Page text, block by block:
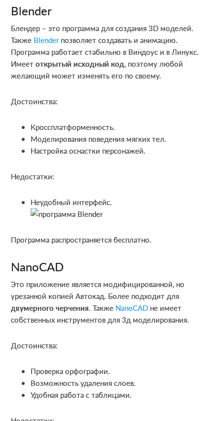
Blender
Блендер – это программа для создания 3D моделей.
Также Blenderпозволяет создавать и анимацию.
Программа работает стабильно в Виндоус и в Линукс.
Имеетоткрытый исходный код, поэтому любой
желающий может изменять его по своему.
Достоинства:
Кроссплатформенность.
Моделирования поведения мягких тел.
Настройка оснастки персонажей.
Недостатки:
Неудобный интерфейс.
Программа распространяется бесплатно.
NanoCAD
Это приложение является модифицированной, но
урезанной копией Автокад. Более подходит для
двумерного черчения. Также NanoCAD не имеет
собственных инструментов для 3д моделирования.
Достоинства:
Проверка орфографии.
Возможность удаления слоев.
Удобная работа с таблицами.